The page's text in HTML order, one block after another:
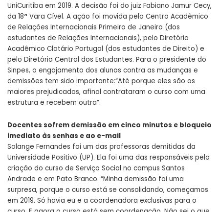
UniCuritiba em 2019. A decisão foi do juiz Fabiano Jamur Cecy,
da 18ª Vara Cível. A ação foi movida pelo Centro Acadêmico
de Relações Internacionais Primeiro de Janeiro (dos
estudantes de Relações Internacionais), pelo Diretório
Acadêmico Clotário Portugal (dos estudantes de Direito) e
pelo Diretório Central dos Estudantes. Para o presidente do
Sinpes, o engajamento dos alunos contra as mudanças e
demissões tem sido importante:“Até porque eles são os
maiores prejudicados, afinal contrataram o curso com uma
estrutura e recebem outra”.
Docentes sofrem demissão em cinco minutos e bloqueio
imediato às senhas e ao e-mail
Solange Fernandes foi um das professoras demitidas da
Universidade Positivo (UP). Ela foi uma das responsáveis pela
criação do curso de Serviço Social no campus Santos
Andrade e em Pato Branco. “Minha demissão foi uma
surpresa, porque o curso está se consolidando, começamos
em 2019. Só havia eu e a coordenadora exclusivas para o